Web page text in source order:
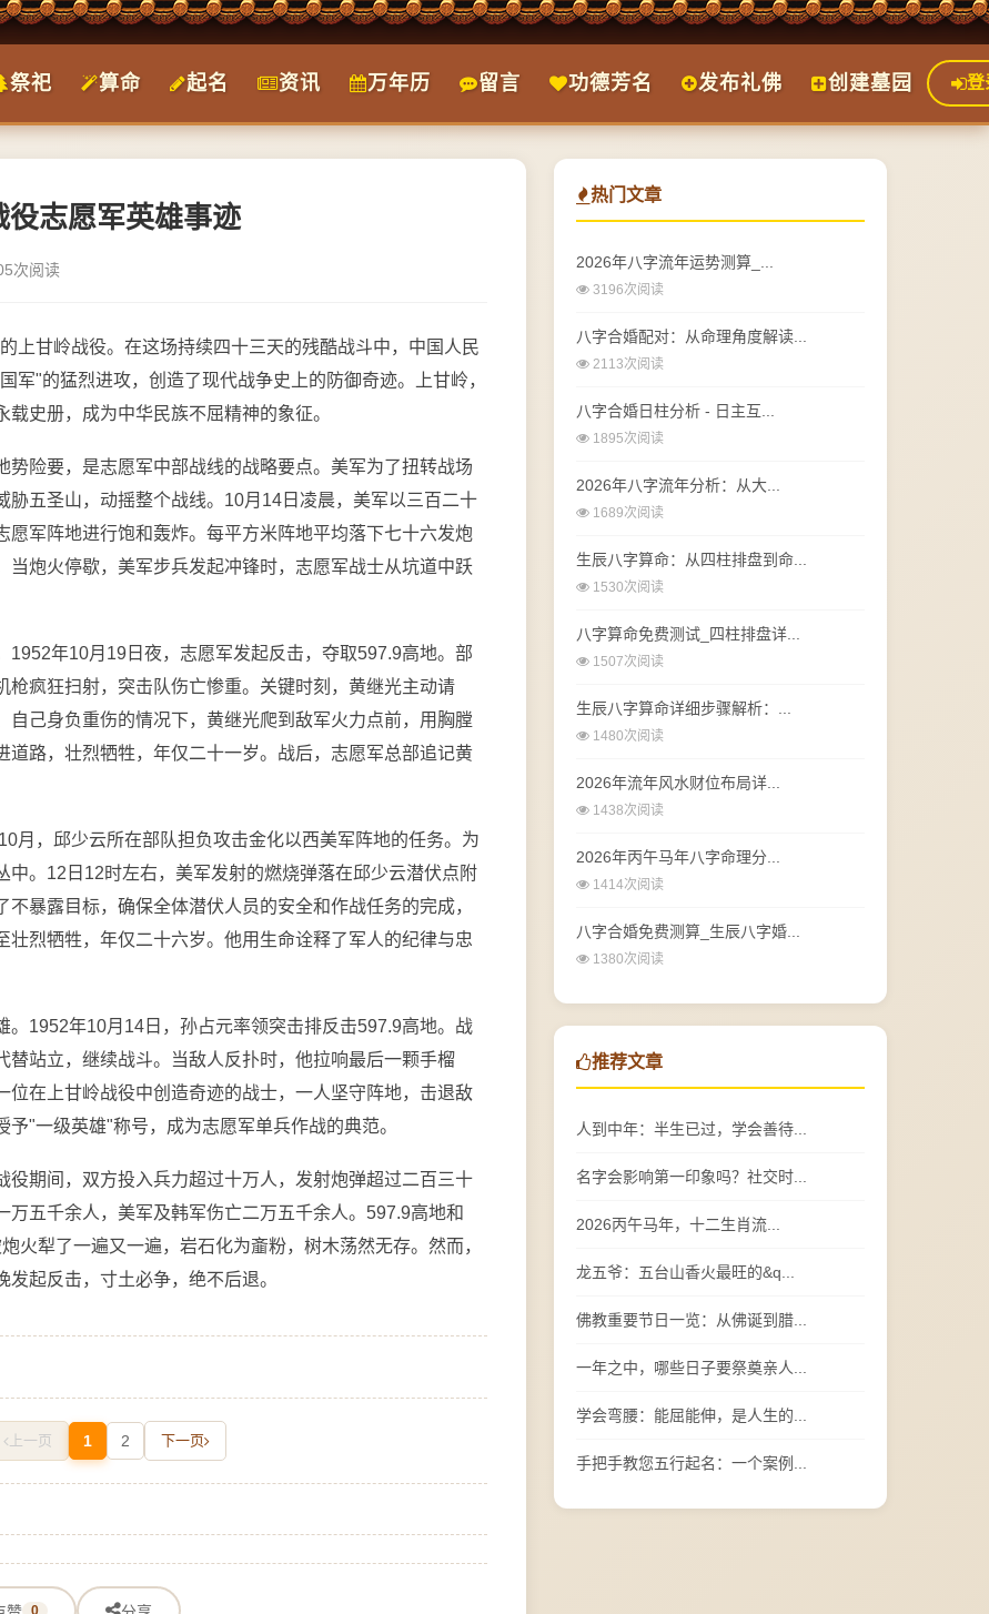
祭祀 算命 起名 资讯 万年历 留言 功德芳名 发布礼佛 创建墓园 登
志愿军英雄事迹
次阅读
上甘岭战役。在这场持续四十三天的残酷战斗中，中国人民
军"的猛烈进攻，创造了现代战争史上的防御奇迹。上甘岭，
史册，成为中华民族不屈精神的象征。
势险要，是志愿军中部战线的战略要点。美军为了扭转战场
五圣山，动摇整个战线。10月14日凌晨，美军以三百二十
军阵地进行饱和轰炸。每平方米阵地平均落下七十六发炮
炮火停歇，美军步兵发起冲锋时，志愿军战士从坑道中跃
1952年10月19日夜，志愿军发起反击，夺取597.9高地。部
枪疯狂扫射，突击队伤亡惨重。关键时刻，黄继光主动请
己身负重伤的情况下，黄继光爬到敌军火力点前，用胸膛
路，壮烈牺牲，年仅二十一岁。战后，志愿军总部追记黄
月，邱少云所在部队担负攻击金化以西美军阵地的任务。为
。12日12时左右，美军发射的燃烧弹落在邱少云潜伏点附
暴露目标，确保全体潜伏人员的安全和作战任务的完成，
壮烈牺牲，年仅二十六岁。他用生命诠释了军人的纪律与忠
。1952年10月14日，孙占元率领突击排反击597.9高地。战
站立，继续战斗。当敌人反扑时，他拉响最后一颗手榴
在上甘岭战役中创造奇迹的战士，一人坚守阵地，击退敌
"一级英雄"称号，成为志愿军单兵作战的典范。
役期间，双方投入兵力超过十万人，发射炮弹超过二百三十
五千余人，美军及韩军伤亡二万五千余人。597.9高地和
火犁了一遍又一遍，岩石化为齑粉，树木荡然无存。然而，
起反击，寸土必争，绝不后退。
上一页 1 2 下一页
0
热门文章
2026年八字流年运势测算_...
3196次阅读
八字合婚配对：从命理角度解读...
2113次阅读
八字合婚日柱分析 - 日主互...
1895次阅读
2026年八字流年分析：从大...
1689次阅读
生辰八字算命：从四柱排盘到命...
1530次阅读
八字算命免费测试_四柱排盘详...
1507次阅读
生辰八字算命详细步骤解析：...
1480次阅读
2026年流年风水财位布局详...
1438次阅读
2026年丙午马年八字命理分...
1414次阅读
八字合婚免费测算_生辰八字婚...
1380次阅读
推荐文章
人到中年：半生已过，学会善待...
名字会影响第一印象吗？社交时...
2026丙午马年，十二生肖流...
龙五爷：五台山香火最旺的&q...
佛教重要节日一览：从佛诞到腊...
一年之中，哪些日子要祭奠亲人...
学会弯腰：能屈能伸，是人生的...
手把手教您五行起名：一个案例...